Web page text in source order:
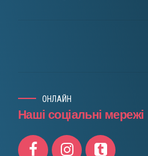
ОНЛАЙН
Наші соціальні мережі